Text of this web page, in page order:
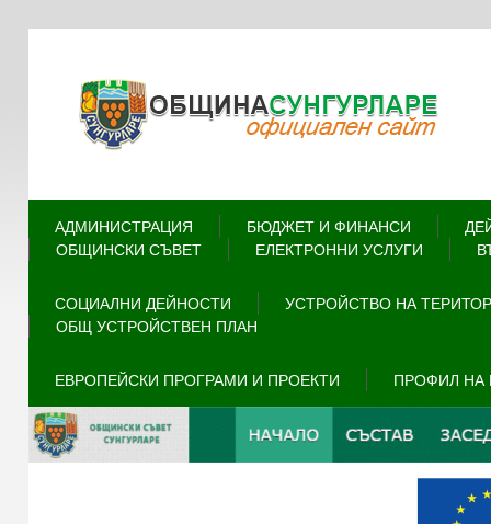
АДМИНИСТРАЦИЯ БЮДЖЕТ И ФИНАНСИ
ОБЩИНСКИ СЪВЕТ
ЕЛЕКТРОННИ УСЛУГИ
СОЦИАЛНИ ДЕЙНОСТИ
УСТРОЙСТВО НА
ОБЩ УСТРОЙСТВЕН ПЛАН
ЕВРОПЕЙСКИ ПРОГРАМИ И ПРОЕКТИ ПРОФИЛ НА